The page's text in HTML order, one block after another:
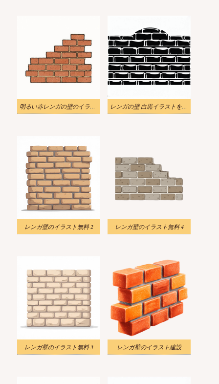
明るい赤レンガの壁のイラスト レンガの壁 白黒イラストをダウンロード
レンガ壁のイラスト無料 2 レンガ壁のイラスト無料 4
レンガ壁のイラスト無料 3 レンガ壁のイラスト建設